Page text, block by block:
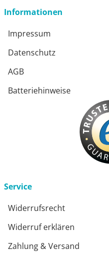
Informationen
Impressum
Datenschutz
AGB
Batteriehinweise
Service
Widerrufsrecht
Widerruf erklären
Zahlung & Versand